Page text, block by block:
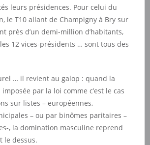
leurs présidences. Pour celui du
le T10 allant de Champigny à Bry sur
près d’un demi-million d’habitants,
12 vices-présidents … sont tous des
… il revient au galop : quand la
imposée par la loi comme c’est le cas
sur listes – européennes,
– ou par binômes paritaires –
, la domination masculine reprend
le dessus.